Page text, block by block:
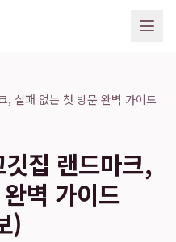
, 실패 없는 첫 방문 완벽 가이드
집 랜드마크,
벽 가이드
)